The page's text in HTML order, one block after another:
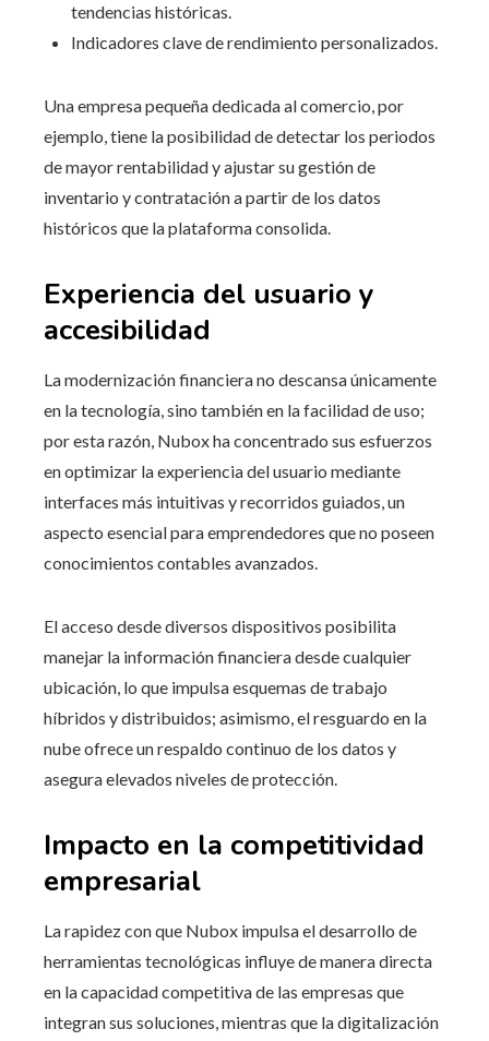
tendencias históricas.
Indicadores clave de rendimiento personalizados.
Una empresa pequeña dedicada al comercio, por
ejemplo, tiene la posibilidad de detectar los periodos
de mayor rentabilidad y ajustar su gestión de
inventario y contratación a partir de los datos
históricos que la plataforma consolida.
Experiencia del usuario y
accesibilidad
La modernización financiera no descansa únicamente
en la tecnología, sino también en la facilidad de uso;
por esta razón, Nubox ha concentrado sus esfuerzos
en optimizar la experiencia del usuario mediante
interfaces más intuitivas y recorridos guiados, un
aspecto esencial para emprendedores que no poseen
conocimientos contables avanzados.
El acceso desde diversos dispositivos posibilita
manejar la información financiera desde cualquier
ubicación, lo que impulsa esquemas de trabajo
híbridos y distribuidos; asimismo, el resguardo en la
nube ofrece un respaldo continuo de los datos y
asegura elevados niveles de protección.
Impacto en la competitividad
empresarial
La rapidez con que Nubox impulsa el desarrollo de
herramientas tecnológicas influye de manera directa
en la capacidad competitiva de las empresas que
integran sus soluciones, mientras que la digitalización